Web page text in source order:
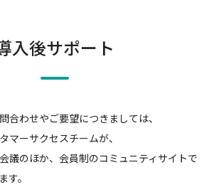
入後サポート
合わせやご要望につきましては、
マーサクセスチームが、
議のほか、会員制のコミュニティサイトで
す。